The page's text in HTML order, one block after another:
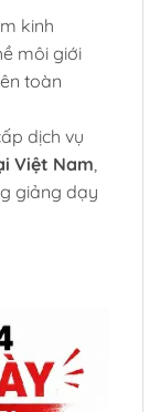
kinh
môi giới
toàn
dịch vụ
Việt Nam,
giảng dạy